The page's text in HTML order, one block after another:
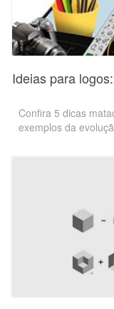
Ideias para
Confira 5 dicas
exemplos da